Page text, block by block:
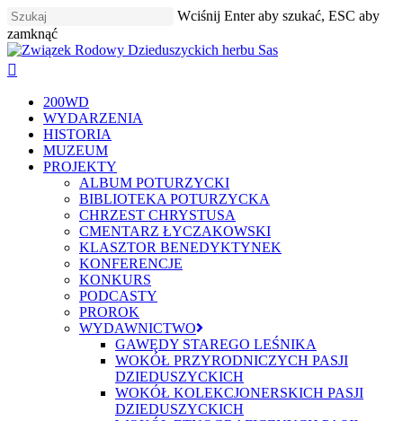
Skip
to
main
content
Wciśnij Enter aby szukać, ESC aby
zamknąć
Zamknij
200WD
WYDARZENIA
HISTORIA
MUZEUM
PROJEKTY
ALBUM POTURZYCKI
BIBLIOTEKA POTURZYCKA
CHRZEST CHRYSTUSA
CMENTARZ ŁYCZAKOWSKI
KLASZTOR BENEDYKTYNEK
KONFERENCJE
KONKURS
PODCASTY
PROROK
WYDAWNICTWO
GAWĘDY STAREGO LEŚNIKA
WOKÓŁ PRZYRODNICZYCH PASJI
DZIEDUSZYCKICH
WOKÓŁ KOLEKCJONERSKICH PASJI
DZIEDUSZYCKICH